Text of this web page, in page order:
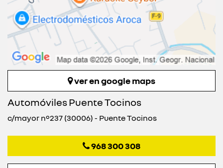
ver en google maps
Automóviles Puente Tocinos
c/mayor nº237 (30006) - Puente Tocinos
968 300 308